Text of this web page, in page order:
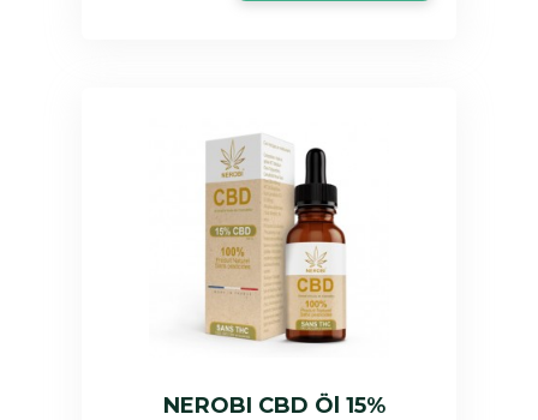
NEROBI CBD Öl 15%